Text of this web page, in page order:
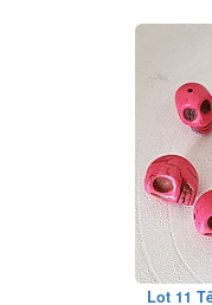
Lot 11